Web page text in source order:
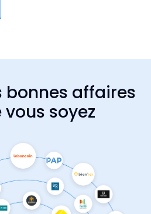
bonnes affaires
soyez